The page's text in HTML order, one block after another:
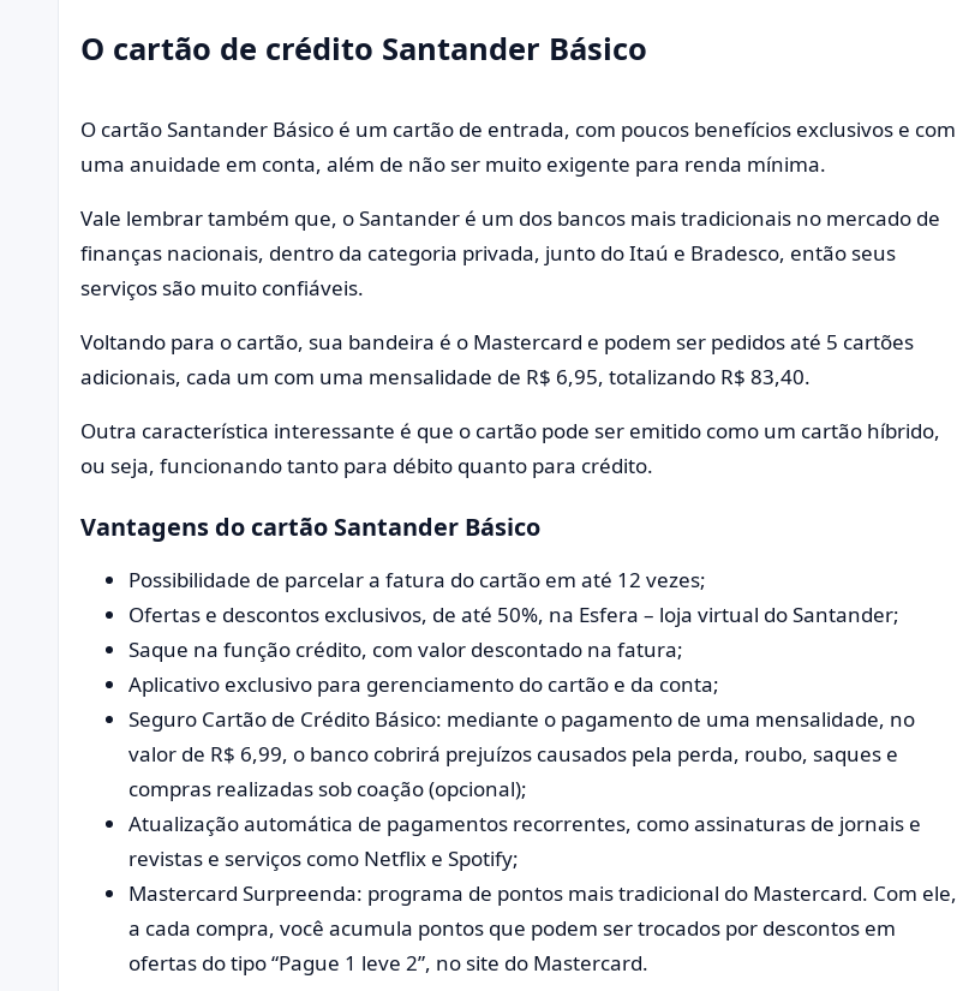
O cartão de crédito Santander Básico
O cartão Santander Básico é um cartão de entrada, com poucos benefícios exclusivos e com
uma anuidade em conta, além de não ser muito exigente para renda mínima.
Vale lembrar também que, o Santander é um dos bancos mais tradicionais no mercado de
finanças nacionais, dentro da categoria privada, junto do Itaú e Bradesco, então seus
serviços são muito confiáveis.
Voltando para o cartão, sua bandeira é o Mastercard e podem ser pedidos até 5 cartões
adicionais, cada um com uma mensalidade de R$ 6,95, totalizando R$ 83,40.
Outra característica interessante é que o cartão pode ser emitido como um cartão híbrido,
ou seja, funcionando tanto para débito quanto para crédito.
Vantagens do cartão Santander Básico
Possibilidade de parcelar a fatura do cartão em até 12 vezes;
Ofertas e descontos exclusivos, de até 50%, na Esfera – loja virtual do Santander;
Saque na função crédito, com valor descontado na fatura;
Aplicativo exclusivo para gerenciamento do cartão e da conta;
Seguro Cartão de Crédito Básico: mediante o pagamento de uma mensalidade, no
valor de R$ 6,99, o banco cobrirá prejuízos causados pela perda, roubo, saques e
compras realizadas sob coação (opcional);
Atualização automática de pagamentos recorrentes, como assinaturas de jornais e
revistas e serviços como Netflix e Spotify;
Mastercard Surpreenda: programa de pontos mais tradicional do Mastercard. Com ele,
a cada compra, você acumula pontos que podem ser trocados por descontos em
ofertas do tipo “Pague 1 leve 2”, no site do Mastercard.